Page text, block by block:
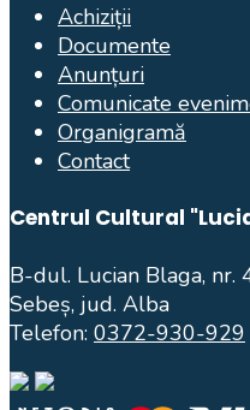
Achiziții
Documente
Anunțuri
Comunicate
Organigramă
Contact
Centrul Cultural
B-dul. Lucian Blaga,
Sebeș, jud. Alba
Telefon: 0372-930-929